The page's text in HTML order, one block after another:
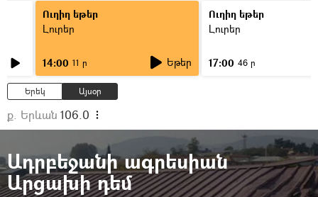
Ուղիղ եթեր
Լուրեր
14:00 11 ր Եթեր
Ուղիղ եթեր
Լուրեր
17:00 46 ր
Երեկ Այսօր
ք. Երևան 106.0
Ադրբեջանի ագրեսիան
Արցախի դեմ